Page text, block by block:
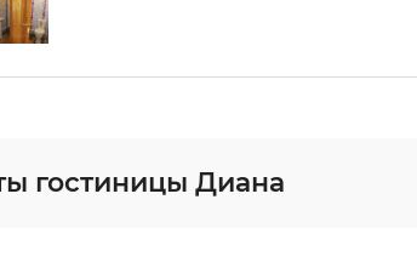
гостиницы Диана